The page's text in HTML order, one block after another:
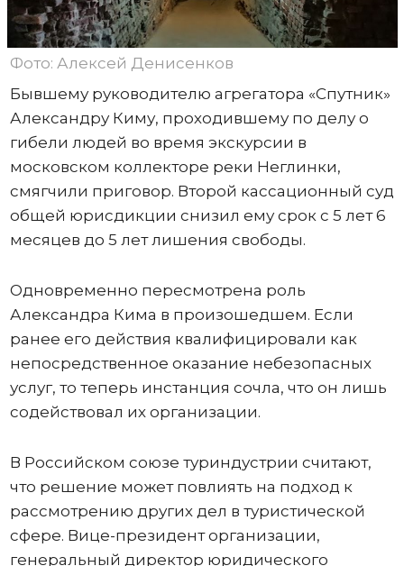
Фото: Алексей Денисенков
Бывшему руководителю агрегатора «Спутник»
Александру Киму, проходившему по делу о
гибели людей во время экскурсии в
московском коллекторе реки Неглинки,
смягчили приговор. Второй кассационный суд
общей юрисдикции снизил ему срок с 5 лет 6
месяцев до 5 лет лишения свободы.
Одновременно пересмотрена роль
Александра Кима в произошедшем. Если
ранее его действия квалифицировали как
непосредственное оказание небезопасных
услуг, то теперь инстанция сочла, что он лишь
содействовал их организации.
В Российском союзе туриндустрии считают,
что решение может повлиять на подход к
рассмотрению других дел в туристической
сфере. Вице-президент организации,
генеральный директор юридического